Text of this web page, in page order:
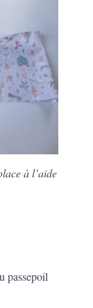
à l’aide
passepoil